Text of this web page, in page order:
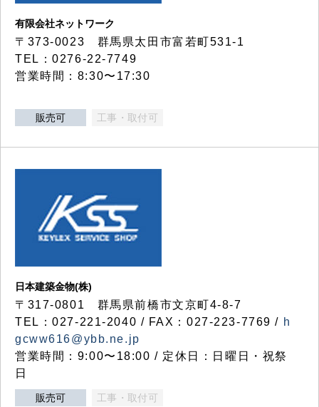
有限会社ネットワーク
〒373-0023 群馬県太田市富若町531-1
TEL：0276-22-7749
営業時間：8:30〜17:30
販売可 工事・取付可
日本建築金物(株)
〒317‐0801 群馬県前橋市文京町4-8-7
TEL：027-221-2040 / FAX：027-223-7769 / h
gcww616@ybb.ne.jp
営業時間：9:00〜18:00 / 定休日：日曜日・祝祭
日
販売可 工事・取付可